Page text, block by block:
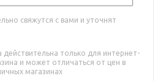
свяжутся с вами и уточнят
действительна только для интернет-
и может отличаться от цен в
магазинах